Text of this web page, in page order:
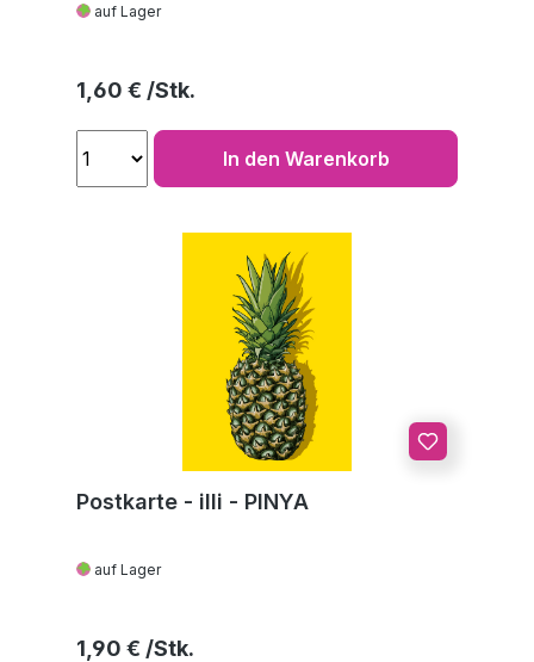
auf Lager
Regulärer Preis:
1,60 €
In den Warenkorb
Postkarte - illi - PINYA
auf Lager
Regulärer Preis:
1,90 €